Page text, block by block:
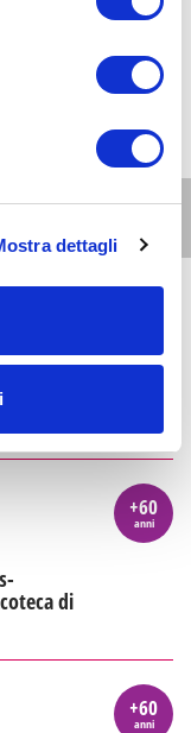
dettagli
di
+60
anni
+60
anni